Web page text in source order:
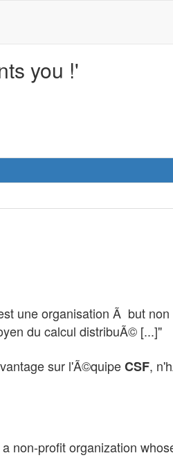
you !'
une organisation Ã but
du calcul distribuÃ© [...]"
sur l'Ã©quipeCSF,
a non-profit organization